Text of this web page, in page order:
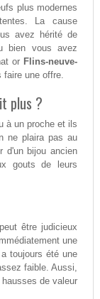
plus modernes
La cause
avez hérité de
bien vous avez
or Flins-neuve-
une offre.
plus ?
à un proche et ils
ne plaira pas au
d'un bijou ancien
gouts de leurs
être judicieux
une
toujours été une
faible. Aussi,
de valeur